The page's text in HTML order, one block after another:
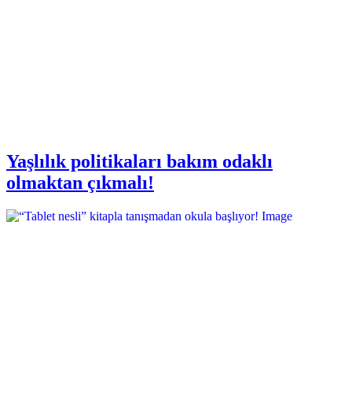
Yaşlılık politikaları bakım odaklı
olmaktan çıkmalı!